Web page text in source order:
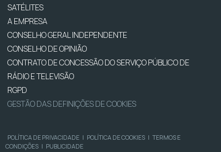
SATÉLITES
A EMPRESA
CONSELHO GERAL INDEPENDENTE
CONSELHO DE OPINIÃO
CONTRATO DE CONCESSÃO DO SERVIÇO PÚBLICO DE
RÁDIO E TELEVISÃO
RGPD
GESTÃO DAS DEFINIÇÕES DE COOKIES
POLÍTICA DE PRIVACIDADE | POLÍTICA DE COOKIES | TERMOS E
CONDIÇÕES | PUBLICIDADE